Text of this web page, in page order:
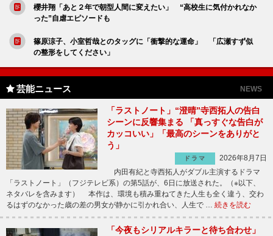
櫻井翔「あと２年で朝型人間に変えたい」 “高校生に気付かれなか
った”自虐エピソードも
篠原涼子、小室哲哉とのタッグに「衝撃的な運命」 「広瀬すず似
の整形をしてください」
芸能ニュース NEWS
「ラストノート」“澄晴”寺西拓人の告白
シーンに反響集まる 「真っすぐな告白が
カッコいい」「最高のシーンをありがと
う」
ドラマ
2026年8月7日
内田有紀と寺西拓人がダブル主演するドラマ
「ラストノート」（フジテレビ系）の第5話が、6日に放送された。（※以下、
ネタバレを含みます） 本作は、環境も積み重ねてきた人生も全く違う、交わ
るはずのなかった歳の差の男女が静かに引かれ合い、人生で … 続きを読む
「今夜もシリアルキラーと待ち合わせ」